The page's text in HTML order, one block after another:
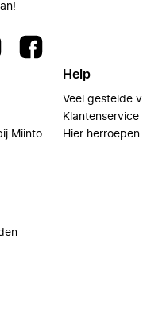
Miinto
Help
Veel gestelde
Klantenservice
Hier